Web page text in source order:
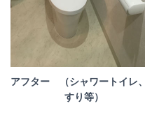
アフター （シャワートイレ
すり等）